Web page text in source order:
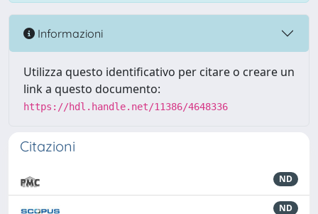
Informazioni
Utilizza questo identificativo per citare o creare un
link a questo documento:
https://hdl.handle.net/11386/4648336
Citazioni
ND
ND